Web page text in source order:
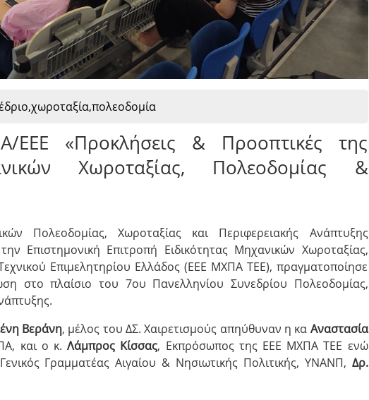
ΕΕΕ «Προκλήσεις & Προοπτικές της
Χωροταξίας, Πολεοδομίας &
Πολεοδομίας, Χωροταξίας και Περιφερειακής Ανάπτυξης
Επιστημονική Επιτροπή Ειδικότητας Μηχανικών Χωροταξίας,
Επιμελητηρίου Ελλάδος (ΕΕΕ ΜΧΠΑ ΤΕΕ), πραγματοποίησε
στο πλαίσιο του 7ου Πανελληνίου Συνεδρίου Πολεοδομίας,
Βεράνη, μέλος του ΔΣ. Χαιρετισμούς απηύθυναν η κα Αναστασία
και ο κ.Λάμπρος Κίσσας, Εκπρόσωπος της ΕΕΕ ΜΧΠΑ ΤΕΕ ενώ
Γραμματέας Αιγαίου & Νησιωτικής Πολιτικής, ΥΝΑΝΠ, Δρ.